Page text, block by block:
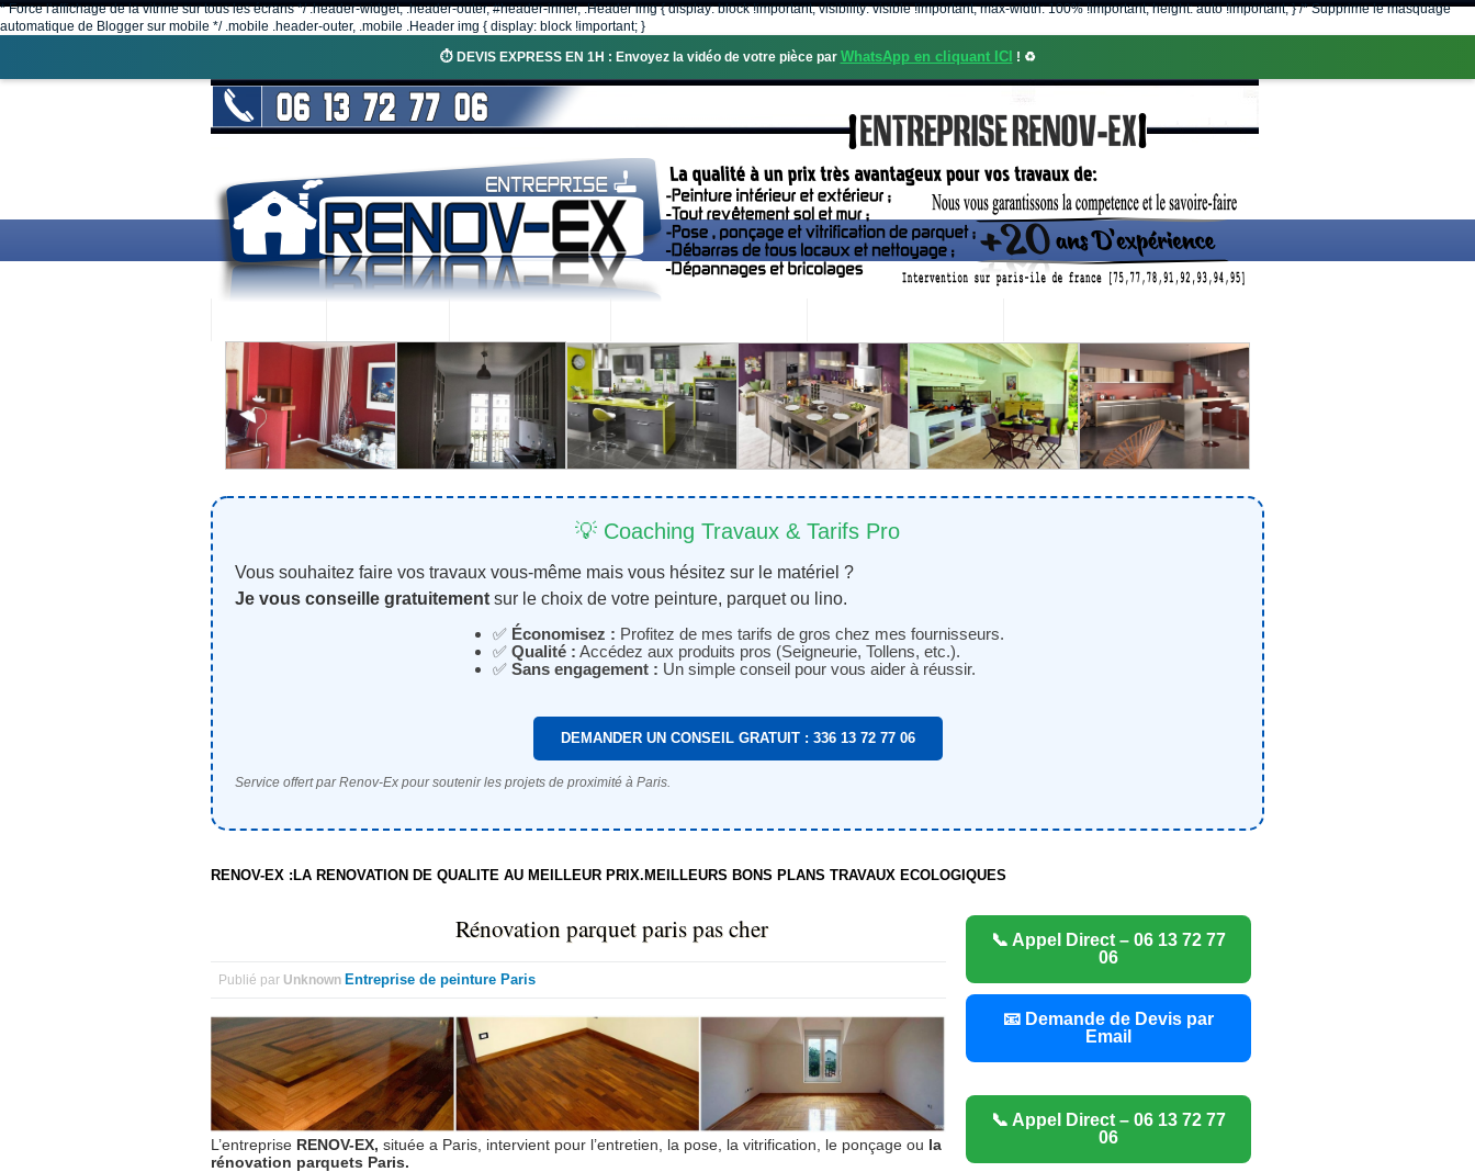
* Force l'affichage de la vitrine sur tous les écrans */ .header-widget, .header-outer, #header-inner, .Header img { display: block !important; visibility: visible !important; max-width: 100% !important; height: auto !important; } /* Supprime le masquage
automatique de Blogger sur mobile */ .mobile .header-outer, .mobile .Header img { display: block !important; }
⏱️ DEVIS EXPRESS EN 1H : Envoyez la vidéo de votre pièce par WhatsApp en cliquant ICI ! ♻️
💡 Coaching Travaux & Tarifs Pro
Vous souhaitez faire vos travaux vous-même mais vous hésitez sur le matériel ?
Je vous conseille gratuitement sur le choix de votre peinture, parquet ou lino.
✅ Économisez : Profitez de mes tarifs de gros chez mes fournisseurs.
✅ Qualité : Accédez aux produits pros (Seigneurie, Tollens, etc.).
✅ Sans engagement : Un simple conseil pour vous aider à réussir.
DEMANDER UN CONSEIL GRATUIT : 336 13 72 77 06
Service offert par Renov-Ex pour soutenir les projets de proximité à Paris.
RENOV-EX :LA RENOVATION DE QUALITE AU MEILLEUR PRIX.MEILLEURS BONS PLANS TRAVAUX ECOLOGIQUES
Rénovation parquet paris pas cher
Publié par Unknown Entreprise de peinture Paris
L’entreprise RENOV-EX, située a Paris, intervient pour l’entretien, la pose, la vitrification, le ponçage ou la
rénovation parquets Paris.
📞 Appel Direct – 06 13 72 77
06
📧 Demande de Devis par
Email
📞 Appel Direct – 06 13 72 77
06